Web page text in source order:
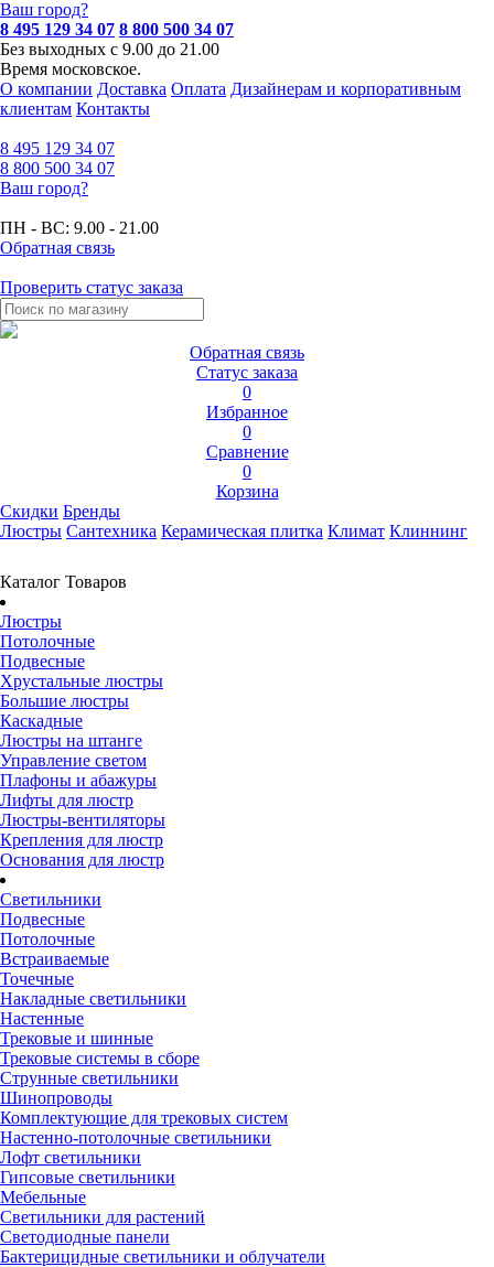
Ваш город?
8 495 129 34 07 8 800 500 34 07
Без выходных с 9.00 до 21.00
Время московское.
О компании Доставка Оплата Дизайнерам и корпоративным
клиентам Контакты
8 495 129 34 07
8 800 500 34 07
Ваш город?
ПН - ВС: 9.00 - 21.00
Обратная связь
Проверить статус заказа
Обратная связь
Статус заказа
0
Избранное
0
Сравнение
0
Корзина
Скидки Бренды
Люстры Сантехника Керамическая плитка Климат Клиннинг
Каталог Товаров
Люстры
Потолочные
Подвесные
Хрустальные люстры
Большие люстры
Каскадные
Люстры на штанге
Управление светом
Плафоны и абажуры
Лифты для люстр
Люстры-вентиляторы
Крепления для люстр
Основания для люстр
Светильники
Подвесные
Потолочные
Встраиваемые
Точечные
Накладные светильники
Настенные
Трековые и шинные
Трековые системы в сборе
Струнные светильники
Шинопроводы
Комплектующие для трековых систем
Настенно-потолочные светильники
Лофт светильники
Гипсовые светильники
Мебельные
Светильники для растений
Светодиодные панели
Бактерицидные светильники и облучатели